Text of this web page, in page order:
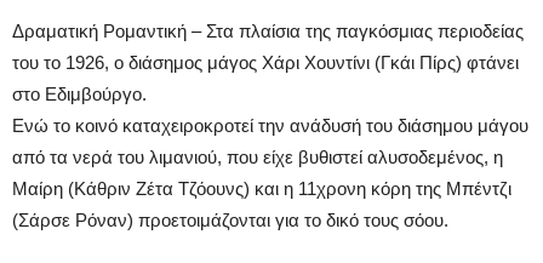
Δραματική Ρομαντική – Στα πλαίσια της παγκόσμιας περιοδείας
του το 1926, ο διάσημος μάγος Χάρι Χουντίνι (Γκάι Πίρς) φτάνει
στο Εδιμβούργο.
Ενώ το κοινό καταχειροκροτεί την ανάδυσή του διάσημου μάγου
από τα νερά του λιμανιού, που είχε βυθιστεί αλυσοδεμένος, η
Μαίρη (Κάθριν Ζέτα Τζόουνς) και η 11χρονη κόρη της Μπέντζι
(Σάρσε Ρόναν) προετοιμάζονται για το δικό τους σόου.